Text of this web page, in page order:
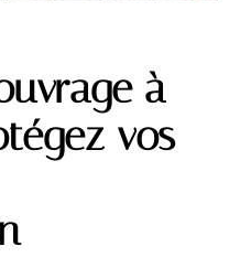
à
vos